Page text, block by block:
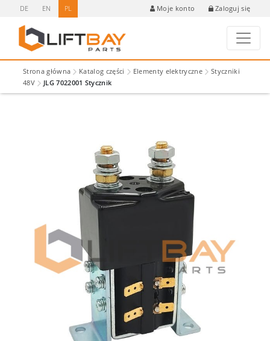
DE EN PL Moje konto Zaloguj się
Strona główna Katalog części Elementy elektryczne
Styczniki
48V
JLG 7022001 Stycznik